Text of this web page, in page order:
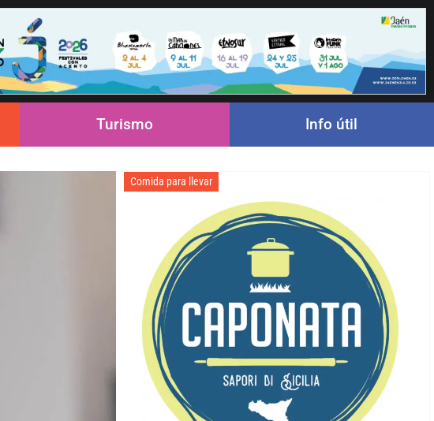
Turismo Info útil
Comida para llevar